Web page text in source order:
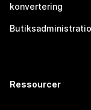
konvertering
Ressourcer